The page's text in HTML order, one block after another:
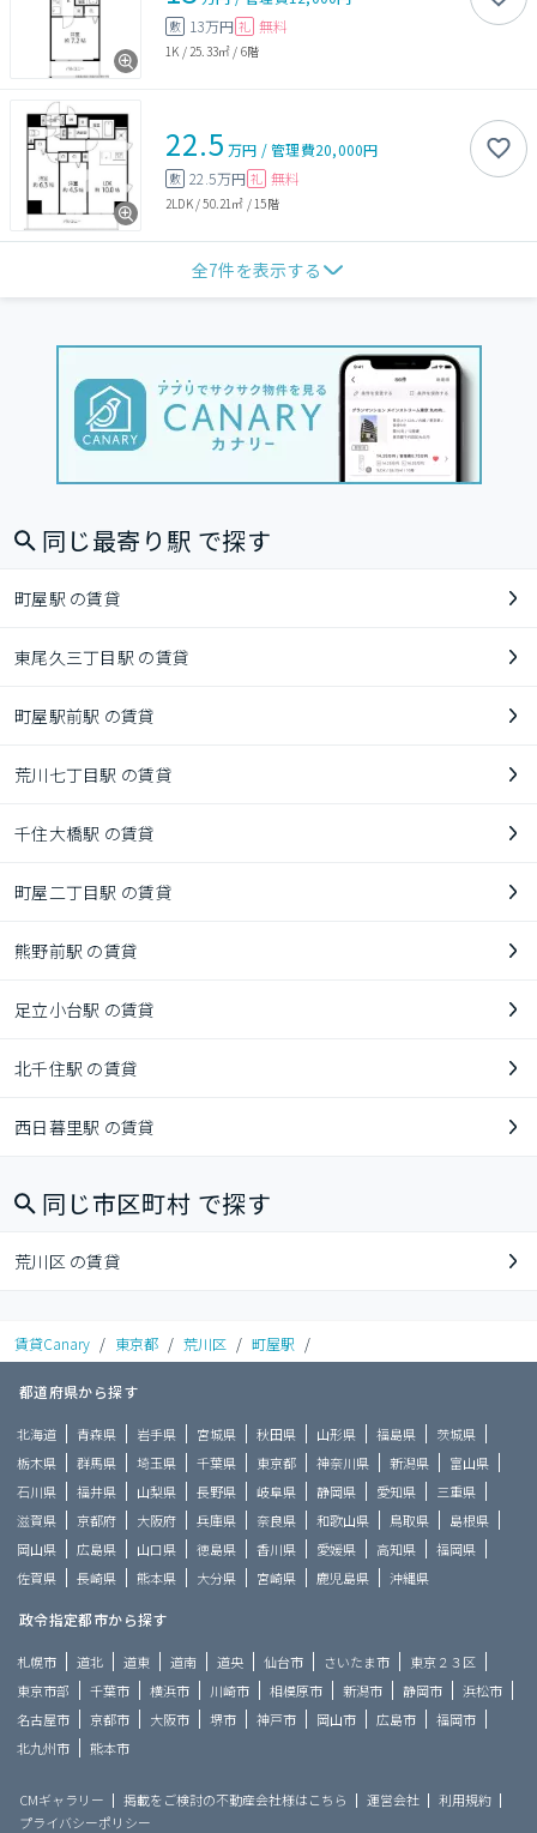
敷 13万円 礼 無料
1K / 25.33㎡ / 6階
22.5 万円 /管理費20,000円
敷 22.5万円 礼 無料
2LDK/50.21㎡ / 15階
全7件を表示する
同じ最寄り駅 で探す
町屋駅 の賃貸
東尾久三丁目駅 の賃貸
町屋駅前駅 の賃貸
荒川七丁目駅 の賃貸
千住大橋駅 の賃貸
町屋二丁目駅 の賃貸
熊野前駅 の賃貸
足立小台駅 の賃貸
北千住駅 の賃貸
西日暮里駅 の賃貸
同じ市区町村 で探す
荒川区 の賃貸
賃貸Canary / 東京都 / 荒川区 / 町屋駅 /
都道府県から探す
北海道 青森県 岩手県 宮城県 秋田県 山形県 福島県
茨城県
栃木県
群馬県 埼玉県 千葉県 東京都 神奈川県 新潟県
富山県
石川県
福井県 山梨県 長野県 岐阜県 静岡県 愛知県
三重県
滋賀県
京都府 大阪府 兵庫県 奈良県 和歌山県 鳥取県
島根県
岡山県
広島県 山口県 徳島県 香川県 愛媛県 高知県
福岡県
佐賀県
長崎県 熊本県 大分県 宮崎県 鹿児島県 沖縄県
政令指定都市から探す
札幌市 道北 道東 道南 道央 仙台市 さいたま市
東京２３区
東京市部
千葉市 横浜市 川崎市 相模原市 新潟市 静岡市
浜松市
名古屋市
京都市 大阪市 堺市 神戸市 岡山市 広島市
福岡市
北九州市
熊本市
CMギャラリー 掲載をご検討の不動産会社様はこちら 運営会社
利用規約
プライバシーポリシー